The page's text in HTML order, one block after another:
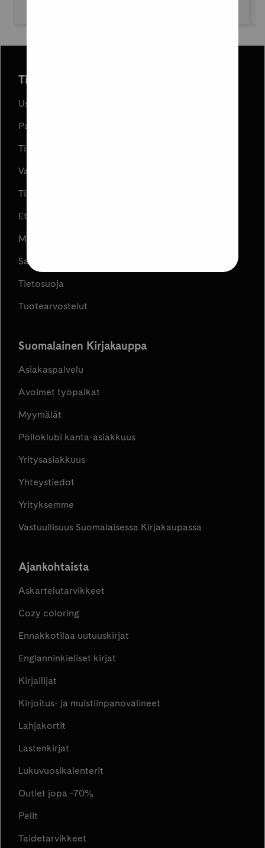
Tilaus ja toimitus
Usein kysyttyä
Palautukset
Tilauksen peruuttaminen
Varaa ja Nouda
Tilaus- ja toimitusehdot
Etujen ja kampanjoiden ehdot
Muuta evästeasetuksia
Saavutettavuusseloste
Tietosuoja
Tuotearvostelut
Suomalainen Kirjakauppa
Asiakaspalvelu
Avoimet työpaikat
Myymälät
Pöllöklubi kanta-asiakkuus
Yritysasiakkuus
Yhteystiedot
Yrityksemme
Vastuullisuus Suomalaisessa Kirjakaupassa
Ajankohtaista
Askartelutarvikkeet
Cozy coloring
Ennakkotilaa uutuuskirjat
Englanninkieliset kirjat
Kirjailijat
Kirjoitus- ja muistiinpanovälineet
Lahjakortit
Lastenkirjat
Lukuvuosikalenterit
Outlet jopa -70%
Pelit
Taidetarvikkeet